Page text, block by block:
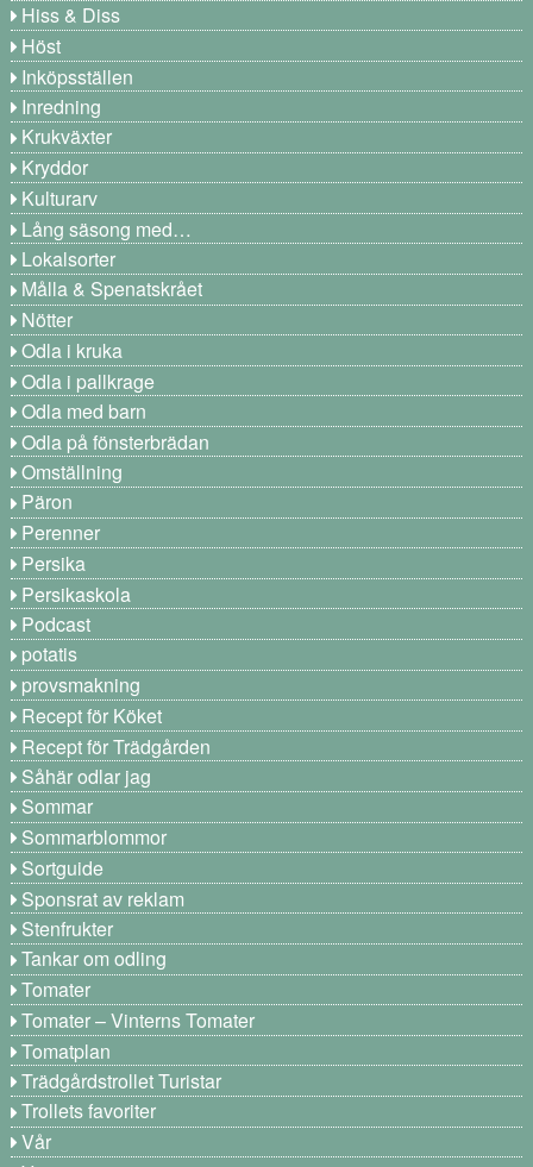
Hiss & Diss
Höst
Inköpsställen
Inredning
Krukväxter
Kryddor
Kulturarv
Lång säsong med…
Lokalsorter
Målla & Spenatskrået
Nötter
Odla i kruka
Odla i pallkrage
Odla med barn
Odla på fönsterbrädan
Omställning
Päron
Perenner
Persika
Persikaskola
Podcast
potatis
provsmakning
Recept för Köket
Recept för Trädgården
Såhär odlar jag
Sommar
Sommarblommor
Sortguide
Sponsrat av reklam
Stenfrukter
Tankar om odling
Tomater
Tomater – Vinterns Tomater
Tomatplan
Trädgårdstrollet Turistar
Trollets favoriter
Vår